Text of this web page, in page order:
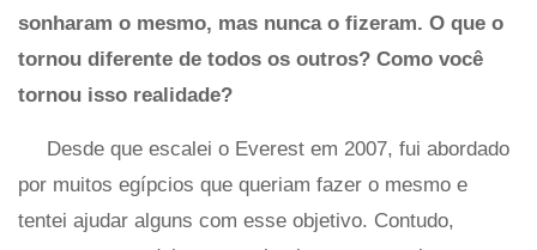
sonharam o mesmo, mas nunca o fizeram. O que o
tornou diferente de todos os outros? Como você
tornou isso realidade?
Desde que escalei o Everest em 2007, fui abordado
por muitos egípcios que queriam fazer o mesmo e
tentei ajudar alguns com esse objetivo. Contudo,